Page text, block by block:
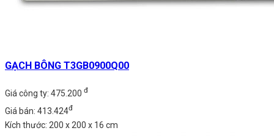
GẠCH BÔNG T3GB0900Q00
Giá công ty: 475.200 đ
Giá bán: 413.424đ
Kích thước: 200 x 200 x 16 cm